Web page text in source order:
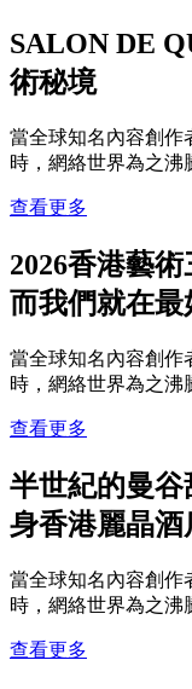
SALON DE
術秘境
當全球知名內容創作
時，網絡世界為之
查看更多
2026香港藝
而我們就在最
當全球知名內容創作
時，網絡世界為之
查看更多
半世紀的曼谷
身香港麗晶
當全球知名內容創作
時，網絡世界為之
查看更多